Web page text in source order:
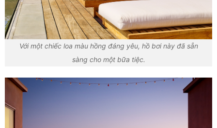
Với một chiếc loa màu hồng đáng yêu, hồ bơi này đã sẵn
sàng cho một bữa tiệc.